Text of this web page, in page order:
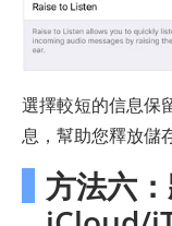
選擇較短的信息保
息，幫助您釋放儲
方法六